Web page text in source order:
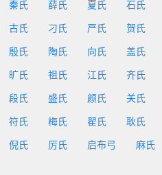
秦氏 薛氏 夏氏 石氏
古氏 刁氏 严氏 贺氏
殷氏 陶氏 向氏 盖氏
旷氏 祖氏 江氏 齐氏
段氏 盛氏 颜氏 关氏
符氏 梅氏 翟氏 耿氏
倪氏 厉氏 启布弓 麻氏